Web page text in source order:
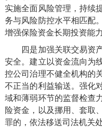
实施全面风险管理，持续
务与风险防控水平相匹配
增强保险资金长期投资能
四是加强关联交易资
安全。建立以资金流向为
控公司治理不健全机构的
不正当的利益输送。强化
域和薄弱环节的监督检查
险资金，以及挪用、套取
罪的，依法移送司法机关